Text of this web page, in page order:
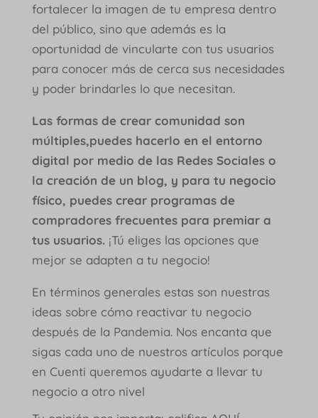
fortalecer la imagen de tu empresa dentro
del público, sino que además es la
oportunidad de vincularte con tus usuarios
para conocer más de cerca sus necesidades
y poder brindarles lo que necesitan.
Las formas de crear comunidad son
múltiples,puedes hacerlo en el entorno
digital por medio de las Redes Sociales o
la creación de un blog, y para tu negocio
físico, puedes crear programas de
compradores frecuentes para premiar a
tus usuarios. ¡Tú eliges las opciones que
mejor se adapten a tu negocio!
En términos generales estas son nuestras
ideas sobre cómo reactivar tu negocio
después de la Pandemia. Nos encanta que
sigas cada uno de nuestros artículos porque
en Cuenti queremos ayudarte a llevar tu
negocio a otro nivel